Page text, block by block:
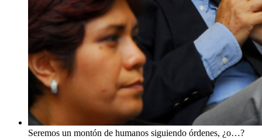
Seremos un montón de humanos siguiendo órdenes, ¿o…?